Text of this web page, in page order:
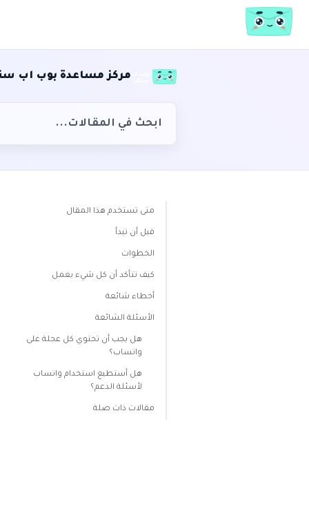
مركز مساعدة بوب اب
متى تستخدم هذا المقال
قبل أن تبدأ
الخطوات
كيف تتأكد أن كل شيء يعمل
أخطاء شائعة
الأسئلة الشائعة
هل يجب أن تحتوي كل عجلة على
واتساب؟
هل أستطيع استخدام واتساب
لأسئلة الدعم؟
مقالات ذات صلة